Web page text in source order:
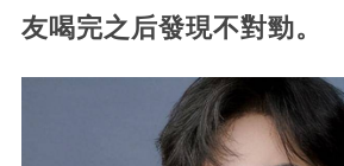
友喝完之后發現不對勁。